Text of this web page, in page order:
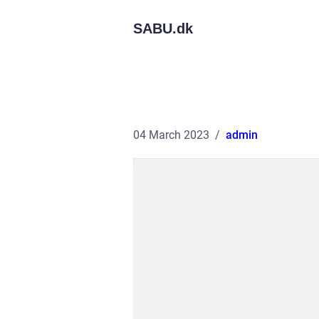
SABU.dk
04 March 2023 admin